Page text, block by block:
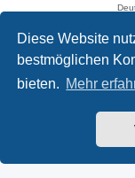
Diese Website
bestmöglichen
bieten. Mehr